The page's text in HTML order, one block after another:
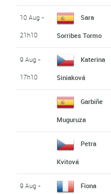
10 Aug -
21h10
Sara
Sorribes Tormo
9 Aug -
17h10
Katerina
Siniaková
Garbiñe
Muguruza
Petra
Kvitová
9 Aug -
Fiona